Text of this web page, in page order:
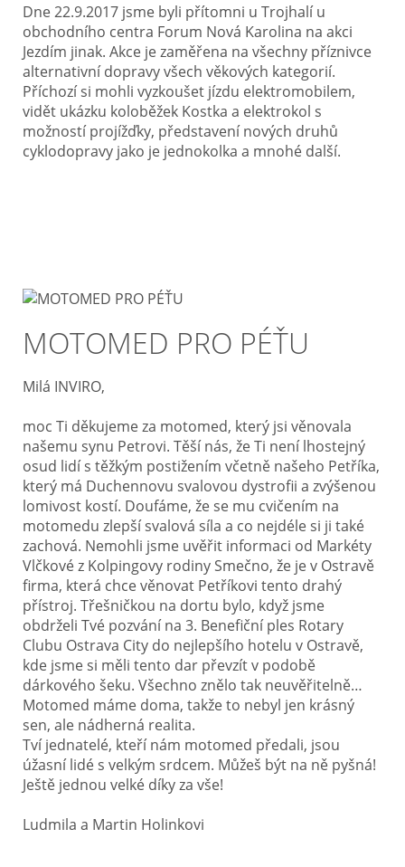
Dne 22.9.2017 jsme byli přítomni u Trojhalí u
obchodního centra Forum Nová Karolina na akci
Jezdím jinak. Akce je zaměřena na všechny příznivce
alternativní dopravy všech věkových kategorií.
Příchozí si mohli vyzkoušet jízdu elektromobilem,
vidět ukázku koloběžek Kostka a elektrokol s
možností projížďky, představení nových druhů
cyklodopravy jako je jednokolka a mnohé další.
MOTOMED PRO PÉŤU
Milá INVIRO,
moc Ti děkujeme za motomed, který jsi věnovala
našemu synu Petrovi. Těší nás, že Ti není lhostejný
osud lidí s těžkým postižením včetně našeho Petříka,
který má Duchennovu svalovou dystrofii a zvýšenou
lomivost kostí. Doufáme, že se mu cvičením na
motomedu zlepší svalová síla a co nejdéle si ji také
zachová. Nemohli jsme uvěřit informaci od Markéty
Vlčkové z Kolpingovy rodiny Smečno, že je v Ostravě
firma, která chce věnovat Petříkovi tento drahý
přístroj. Třešničkou na dortu bylo, když jsme
obdrželi Tvé pozvání na 3. Benefiční ples Rotary
Clubu Ostrava City do nejlepšího hotelu v Ostravě,
kde jsme si měli tento dar převzít v podobě
dárkového šeku. Všechno znělo tak neuvěřitelně…
Motomed máme doma, takže to nebyl jen krásný
sen, ale nádherná realita.
Tví jednatelé, kteří nám motomed předali, jsou
úžasní lidé s velkým srdcem. Můžeš být na ně pyšná!
Ještě jednou velké díky za vše!
Ludmila a Martin Holinkovi